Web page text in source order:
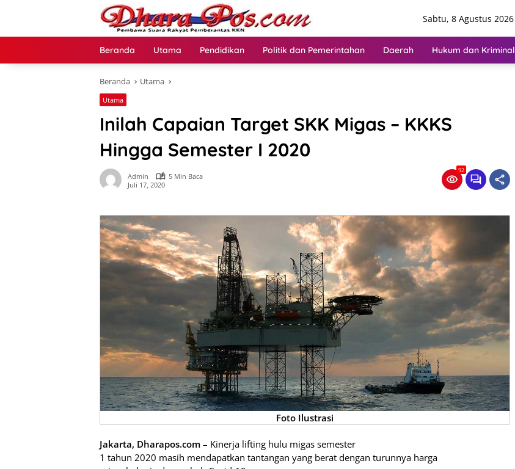
Sabtu, 8 Agustus 2026
Beranda Utama Pendidikan Politik dan Pemerintahan Daerah Hukum dan Kriminal
Beranda Utama
Utama
Inilah Capaian Target SKK Migas – KKKS
Hingga Semester I 2020
Admin
5 Min Baca
Juli 17, 2020
92
Foto Ilustrasi
Jakarta, Dharapos.com – Kinerja lifting hulu migas semester
1 tahun 2020 masih mendapatkan tantangan yang berat dengan turunnya harga